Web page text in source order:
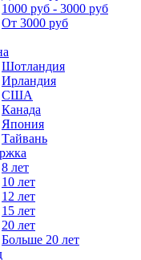
1000 руб - 3000 руб
От 3000 руб
Шотландия
Ирландия
США
Канада
Япония
Тайвань
8 лет
10 лет
12 лет
15 лет
20 лет
Больше 20 лет